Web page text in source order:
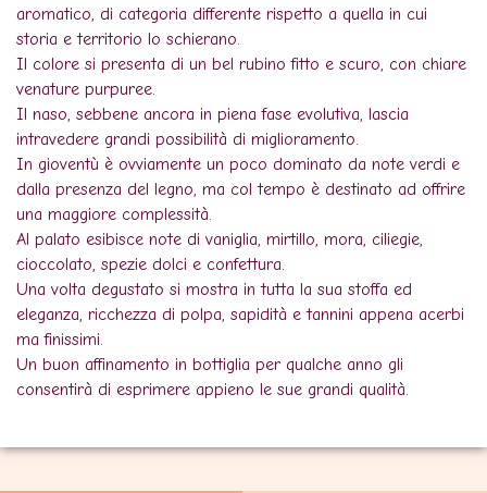
aromatico, di categoria differente rispetto a quella in cui
storia e territorio lo schierano.
Il colore si presenta di un bel rubino fitto e scuro, con chiare
venature purpuree.
Il naso, sebbene ancora in piena fase evolutiva, lascia
intravedere grandi possibilità di miglioramento.
In gioventù è ovviamente un poco dominato da note verdi e
dalla presenza del legno, ma col tempo è destinato ad offrire
una maggiore complessità.
Al palato esibisce note di vaniglia, mirtillo, mora, ciliegie,
cioccolato, spezie dolci e confettura.
Una volta degustato si mostra in tutta la sua stoffa ed
eleganza, ricchezza di polpa, sapidità e tannini appena acerbi
ma finissimi.
Un buon affinamento in bottiglia per qualche anno gli
consentirà di esprimere appieno le sue grandi qualità.